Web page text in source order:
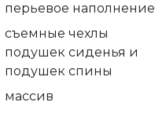
перьевое наполнение
съемные чехлы
подушек сиденья и
подушек спины
массив